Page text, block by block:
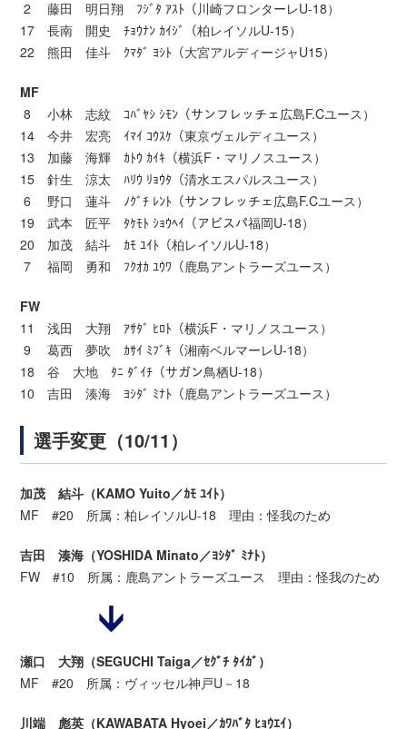
2 藤田 明日翔 ﾌｼﾞﾀ ｱｽﾄ（川崎フロンターレU-18）
17 長南 開史 ﾁｮｳﾅﾝ ｶｲｼﾞ（柏レイソルU-15）
22 熊田 佳斗 ｸﾏﾀﾞ ﾖｼﾄ（大宮アルディージャU15）
MF
8 小林 志紋 ｺﾊﾞﾔｼ ｼﾓﾝ（サンフレッチェ広島F.Cユース）
14 今井 宏亮 ｲﾏｲ ｺｳｽｹ（東京ヴェルディユース）
13 加藤 海輝 ｶﾄｳ ｶｲｷ（横浜F・マリノスユース）
15 針生 涼太 ﾊﾘｳ ﾘｮｳﾀ（清水エスパルスユース）
6 野口 蓮斗 ﾉｸﾞﾁ ﾚﾝﾄ（サンフレッチェ広島F.Cユース）
19 武本 匠平 ﾀｹﾓﾄ ｼｮｳﾍｲ（アビスパ福岡U-18）
20 加茂 結斗 ｶﾓ ﾕｲﾄ（柏レイソルU-18）
7 福岡 勇和 ﾌｸｵｶ ﾕｳﾜ（鹿島アントラーズユース）
FW
11 浅田 大翔 ｱｻﾀﾞ ﾋﾛﾄ（横浜F・マリノスユース）
9 葛西 夢吹 ｶｻｲ ﾐﾌﾞｷ（湘南ベルマーレU-18）
18 谷 大地 ﾀﾆ ﾀﾞｲﾁ（サガン鳥栖U-18）
10 吉田 湊海 ﾖｼﾀﾞ ﾐﾅﾄ（鹿島アントラーズユース）
選手変更（10/11）
加茂 結斗（KAMO Yuito／ｶﾓ ﾕｲﾄ）
MF #20 所属：柏レイソルU-18 理由：怪我のため
吉田 湊海（YOSHIDA Minato／ﾖｼﾀﾞ ﾐﾅﾄ）
FW #10 所属：鹿島アントラーズユース 理由：怪我のため
瀬口 大翔（SEGUCHI Taiga／ｾｸﾞﾁ ﾀｲｶﾞ）
MF #20 所属：ヴィッセル神戸U－18
川端 彪英（KAWABATA Hyoei／ｶﾜﾊﾞﾀ ﾋｮｳｴｲ）